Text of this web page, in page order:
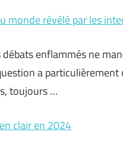
monde révélé par les
débats enflammés ne
a
toujours …
clair en 2024